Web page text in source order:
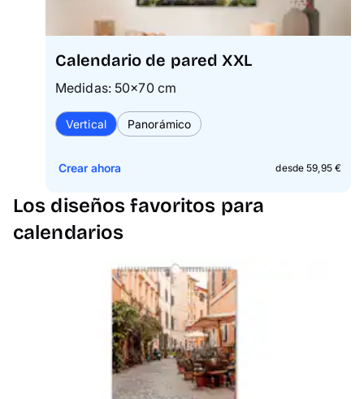
Calendario de pared XXL
Medidas: 50×70 cm
Vertical Panorámico
desde 59,95 €
Crear ahora
Los diseños favoritos para
calendarios